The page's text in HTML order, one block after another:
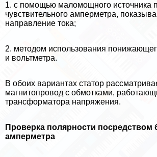
1. с помощью маломощного источника
чувствительного амперметра,
направление тока;
2. методом использования
и вольтметра.
В обоих вариантах статор
магнитопровод с обмотками,
трaнcформатора напряжения.
Проверка полярности посредством
амперметра